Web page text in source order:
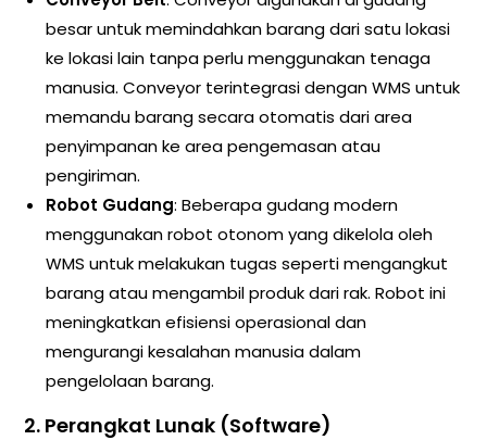
besar untuk memindahkan barang dari satu lokasi
ke lokasi lain tanpa perlu menggunakan tenaga
manusia. Conveyor terintegrasi dengan WMS untuk
memandu barang secara otomatis dari area
penyimpanan ke area pengemasan atau
pengiriman.
Robot Gudang: Beberapa gudang modern
menggunakan robot otonom yang dikelola oleh
WMS untuk melakukan tugas seperti mengangkut
barang atau mengambil produk dari rak. Robot ini
meningkatkan efisiensi operasional dan
mengurangi kesalahan manusia dalam
pengelolaan barang.
2. Perangkat Lunak (Software)